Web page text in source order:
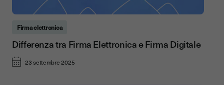
Firma elettronica
Differenza tra Firma Elettronica e Firma Digitale
23 settembre 2025